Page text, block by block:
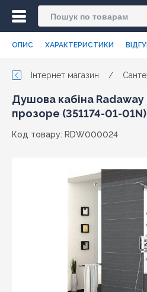
ОПИС ХАРАКТЕРИСТИКИ
Інтернет магазин /
Душова кабіна Radaway
прозоре (351174-01-01N)
Код товару: RDW000024